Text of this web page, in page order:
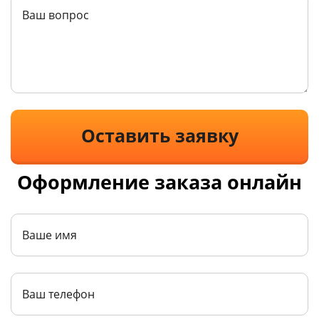
Оставить заявку
Оформление заказа онлайн